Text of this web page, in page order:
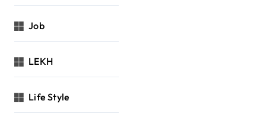
Job
LEKH
Life Style